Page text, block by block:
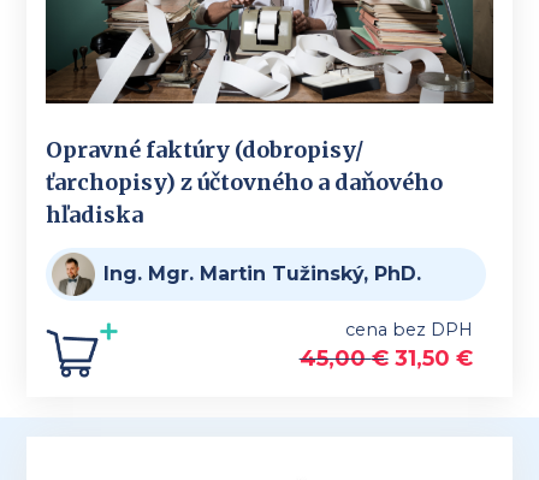
Opravné faktúry (dobropisy/
ťarchopisy) z účtovného a daňového
hľadiska
Ing. Mgr. Martin Tužinský, PhD.
cena bez DPH
45,00€ 31,50 €